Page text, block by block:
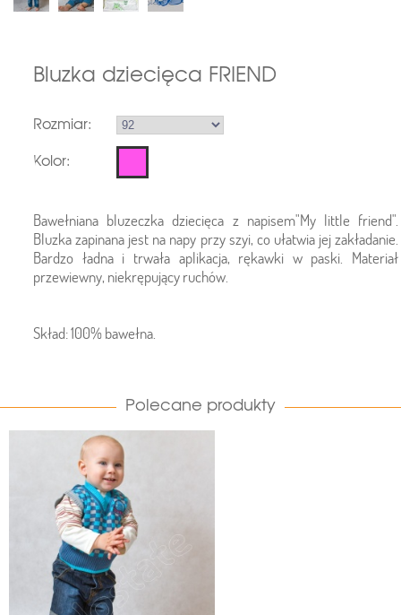
Bluzka dziecięca FRIEND
Rozmiar:
Kolor:
Bawełniana bluzeczka dziecięca z napisem"My little friend".
Bluzka zapinana jest na napy przy szyi, co ułatwia jej zakładanie.
Bardzo ładna i trwała aplikacja, rękawki w paski. Materiał
przewiewny, niekrępujący ruchów.
Skład: 100% bawełna.
Polecane produkty